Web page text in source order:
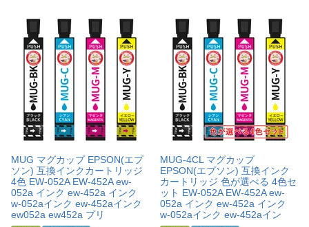
MUG マグカップ EPSON(エプ
ソン) 互換インクカートリッジ
4色 EW-052A EW-452A ew-
052a インク ew-452a インク
w-052aインク ew-452aインク
ew052a ew452a プリ
MUG-4CL マグカップ
EPSON(エプソン) 互換インク
カートリッジ 色が選べる 4色セ
ット EW-052A EW-452A ew-
052a インク ew-452a インク
w-052aインク ew-452aイン